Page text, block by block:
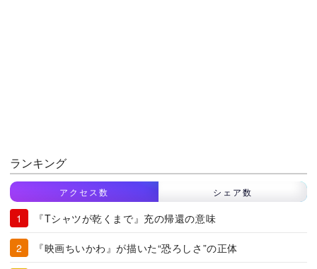
ランキング
アクセス数 シェア数
『Tシャツが乾くまで』充の帰還の意味
『映画ちいかわ』が描いた“恐ろしさ”の正体